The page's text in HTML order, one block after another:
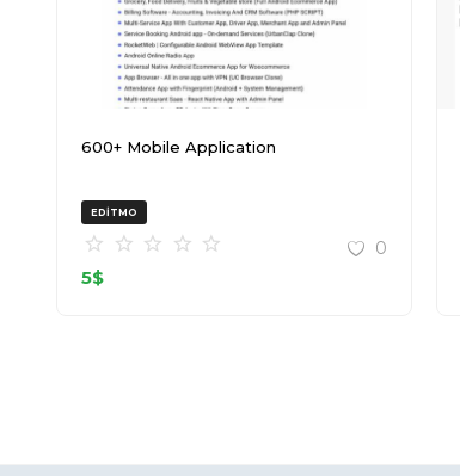
600+ Mobile Application
EDITMO
0
5$